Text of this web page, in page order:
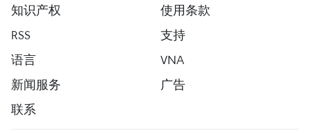
知识产权
使用条款
RSS
支持
语言
VNA
新闻服务
广告
联系